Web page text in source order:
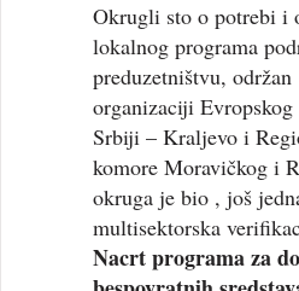
Okrugli sto o potrebi i
lokalnog programa
preduzetništvu,
organizaciji
Srbiji – Kraljevo i
komore Moravičkog i
okruga je bio , još
multisektorska
Nacrt programa za